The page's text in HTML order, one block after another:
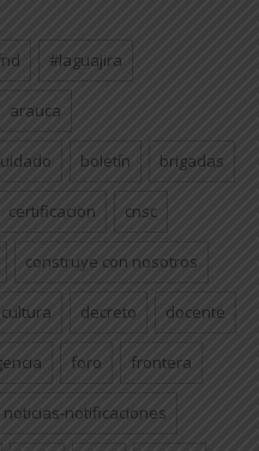
#laguajira
arauca
boletín brigadas
certificacion cnsc
construye con nosotros
cultura decreto docente
foro frontera
noticias-notificaciones